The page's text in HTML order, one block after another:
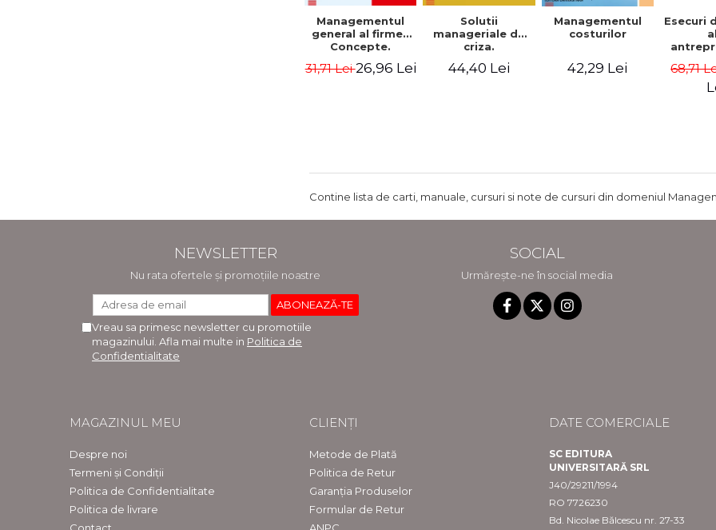
Managementul
general al firmei.
Concepte.
Modele
31,71 Lei26,96 Lei
Solutii
manageriale de
criza.
organizationala
44,40 Lei
Managementul
costurilor
42,29 Lei
Esecuri
esec
68,71
Contine lista de carti, manuale, cursuri si note de cursuri din domeniul
NEWSLETTER
Nu rata ofertele și promoțiile noastre
Vreau sa primesc newsletter cu promotiile
magazinului. Afla mai multe in Politica de
Confidentialitate
SOCIAL
Urmărește-ne în social media
MAGAZINUL MEU
Despre noi
Termeni și Condiții
Politica de Confidentialitate
Politica de livrare
Contact
CLIENȚI
Metode de Plată
Politica de Retur
Garanția Produselor
Formular de Retur
ANPC
DATE COMERCIALE
SC EDITURA
UNIVERSITARĂ SRL
J40/29211/1994
RO 7726230
Bd. Nicolae Bălcescu nr. 27-33